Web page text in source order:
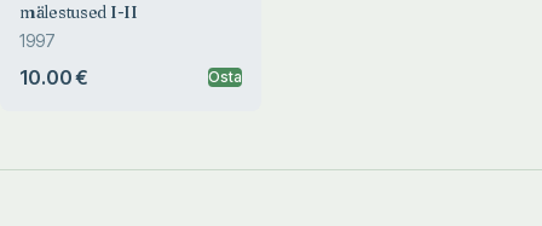
mälestused I-II
1997
10.00 € Osta